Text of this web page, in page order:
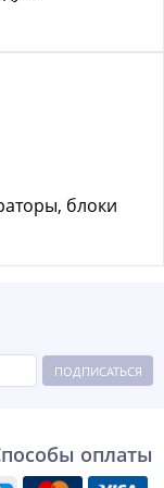
блоки
ПОДПИСАТЬСЯ
оплаты